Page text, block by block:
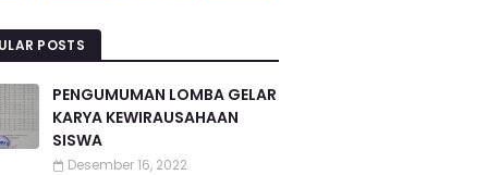
POSTS
PENGUMUMAN LOMBA GELAR
KARYA KEWIRAUSAHAAN
SISWA
Desember 16, 2022